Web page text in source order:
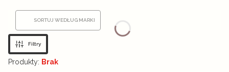
SORTUJ WEDŁUG MARKI
Filtry
Produkty: Brak